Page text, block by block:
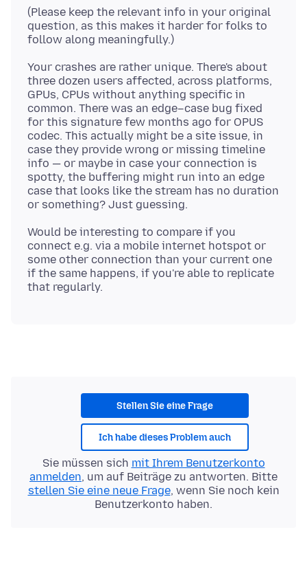
(Please keep the relevant info in your original
question, as this makes it harder for folks to
Your crashes are rather unique. There's about
three dozen users affected, across platforms,
GPUs, CPUs without anything specific in
common. There was an edge–case bug fixed
for this signature few months ago for OPUS
codec. This actually might be a site issue, in
case they provide wrong or missing timeline
info — or maybe in case your connection is
spotty, the buffering might run into an edge
case that looks like the stream has no duration
Would be interesting to compare if you
connect e.g. via a mobile internet hotspot or
some other connection than your current one
if the same happens, if you're able to replicate
Stellen Sie eine Frage
Ich habe dieses Problem auch
Sie müssen sich mit Ihrem Benutzerkonto
anmelden, um auf Beiträge zu antworten. Bitte
stellen Sie eine neue Frage, wenn Sie noch kein
Benutzerkonto haben.